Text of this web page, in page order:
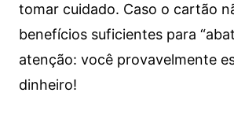
tomar cuidado. Caso o cartão
benefícios suficientes para
atenção: você provavelmente
dinheiro!